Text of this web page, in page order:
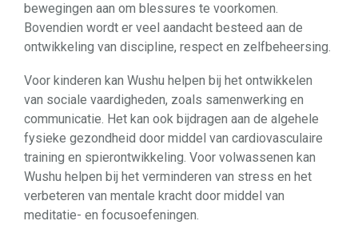
bewegingen aan om blessures te voorkomen.
Bovendien wordt er veel aandacht besteed aan de
ontwikkeling van discipline, respect en zelfbeheersing.
Voor kinderen kan Wushu helpen bij het ontwikkelen
van sociale vaardigheden, zoals samenwerking en
communicatie. Het kan ook bijdragen aan de algehele
fysieke gezondheid door middel van cardiovasculaire
training en spierontwikkeling. Voor volwassenen kan
Wushu helpen bij het verminderen van stress en het
verbeteren van mentale kracht door middel van
meditatie- en focusoefeningen.